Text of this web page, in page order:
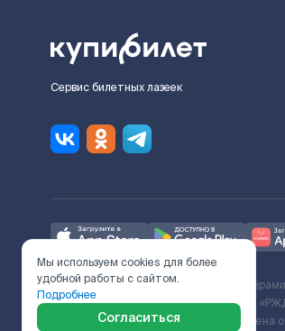
Сервис билетных лазеек
Ж/Д билеты предоставляются
с Поставщиком услуг и Договора ООО
включает сервисный сбор. Итоговая
Мы используем cookies для более
удобной работы с сайтом.
Подробнее
Согласиться